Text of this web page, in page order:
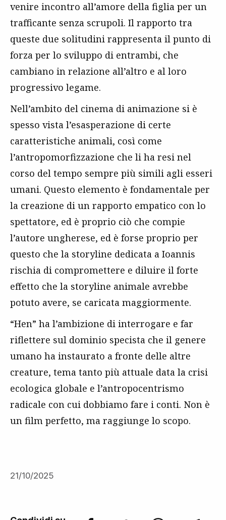
venire incontro all’amore della figlia per un
trafficante senza scrupoli. Il rapporto tra
queste due solitudini rappresenta il punto di
forza per lo sviluppo di entrambi, che
cambiano in relazione all’altro e al loro
progressivo legame.
Nell’ambito del cinema di animazione si è
spesso vista l’esasperazione di certe
caratteristiche animali, così come
l’antropomorfizzazione che li ha resi nel
corso del tempo sempre più simili agli esseri
umani. Questo elemento è fondamentale per
la creazione di un rapporto empatico con lo
spettatore, ed è proprio ciò che compie
l’autore ungherese, ed è forse proprio per
questo che la storyline dedicata a Ioannis
rischia di compromettere e diluire il forte
effetto che la storyline animale avrebbe
potuto avere, se caricata maggiormente.
“Hen” ha l’ambizione di interrogare e far
riflettere sul dominio specista che il genere
umano ha instaurato a fronte delle altre
creature, tema tanto più attuale data la crisi
ecologica globale e l’antropocentrismo
radicale con cui dobbiamo fare i conti. Non è
un film perfetto, ma raggiunge lo scopo.
21/10/2025